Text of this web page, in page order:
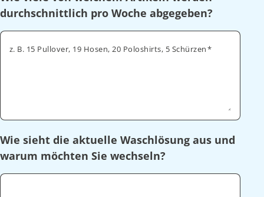
durchschnittlich pro Woche abgegeben?
z. B. 15 Pullover, 19 Hosen, 20 Poloshirts, 5 Schürzen
Wie sieht die aktuelle Waschlösung aus und
warum möchten Sie wechseln?